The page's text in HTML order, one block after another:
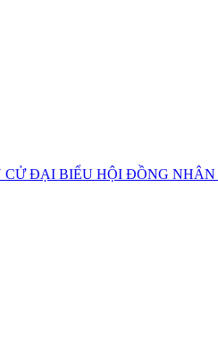
ĐẠI BIỂU HỘI ĐỒNG NHÂN